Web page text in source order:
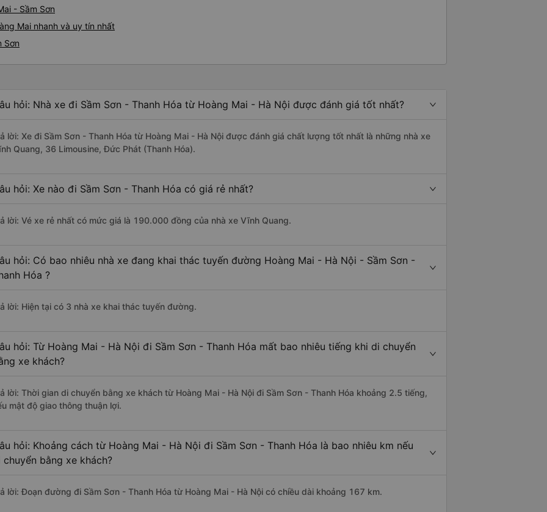
- Sầm Sơn
Mai nhanh và uy tín nhất
Sơn
hỏi: Nhà xe đi Sầm Sơn - Thanh Hóa từ Hoàng Mai - Hà Nội được đánh giá tốt nhất?
lời: Xe đi Sầm Sơn - Thanh Hóa từ Hoàng Mai - Hà Nội được đánh giá chất lượng tốt nhất là những nhà xe
Quang, 36 Limousine, Đức Phát (Thanh Hóa).
hỏi: Xe nào đi Sầm Sơn - Thanh Hóa có giá rẻ nhất?
lời: Vé xe rẻ nhất có mức giá là 190.000 đồng của nhà xe Vĩnh Quang.
hỏi: Có bao nhiêu nhà xe đang khai thác tuyến đường Hoàng Mai - Hà Nội - Sầm Sơn -
Hóa ?
lời: Hiện tại có 3 nhà xe khai thác tuyến đường.
hỏi: Từ Hoàng Mai - Hà Nội đi Sầm Sơn - Thanh Hóa mất bao nhiêu tiếng khi di chuyển
xe khách?
lời: Thời gian di chuyển bằng xe khách từ Hoàng Mai - Hà Nội đi Sầm Sơn - Thanh Hóa khoảng 2.5 tiếng,
mật độ giao thông thuận lợi.
hỏi: Khoảng cách từ Hoàng Mai - Hà Nội đi Sầm Sơn - Thanh Hóa là bao nhiêu km nếu
chuyển bằng xe khách?
lời: Đoạn đường đi Sầm Sơn - Thanh Hóa từ Hoàng Mai - Hà Nội có chiều dài khoảng 167 km.